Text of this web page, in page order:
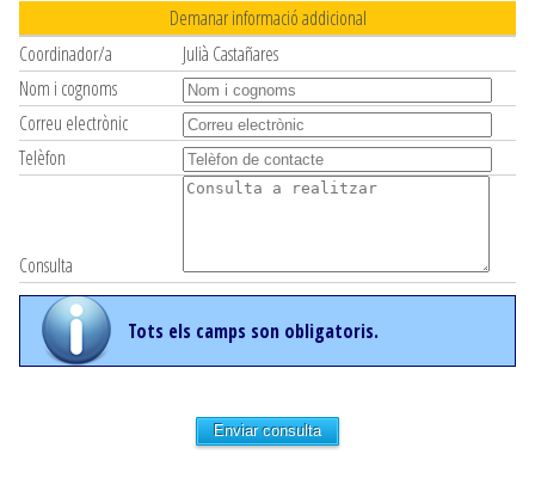
Demanar informació addicional
Coordinador/a
Julià Castañares
Nom i cognoms
Correu electrònic
Telèfon
Consulta
Tots els camps son obligatoris.
Enviar consulta